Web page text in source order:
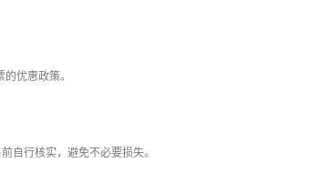
优惠政策。
自行核实，避免不必要损失。